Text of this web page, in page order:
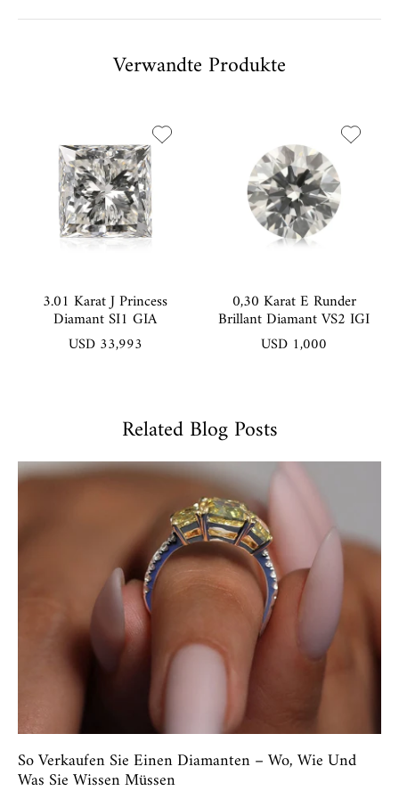
Verwandte Produkte
3.01 Karat J Princess
Diamant SI1 GIA
USD 33,993
0,30 Karat E Runder
Brillant Diamant VS2 IGI
USD 1,000
Related Blog Posts
So Verkaufen Sie Einen Diamanten – Wo, Wie Und
Was Sie Wissen Müssen